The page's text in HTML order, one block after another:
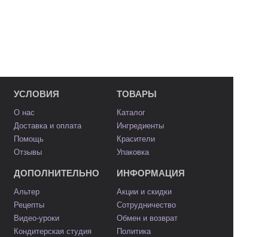
УСЛОВИЯ
О нас
Доставка и оплата
Помощь
Отзывы
ТОВАРЫ
Каталог
Ингредиенты
Красители
Упаковка
ДОПОЛНИТЕЛЬНО
Альтер
Рецепты
Видео-уроки
Кондитерская студия
ИНФОРМАЦИЯ
Акции и скидки
Сотрудничество
Обмен и возврат
Политика